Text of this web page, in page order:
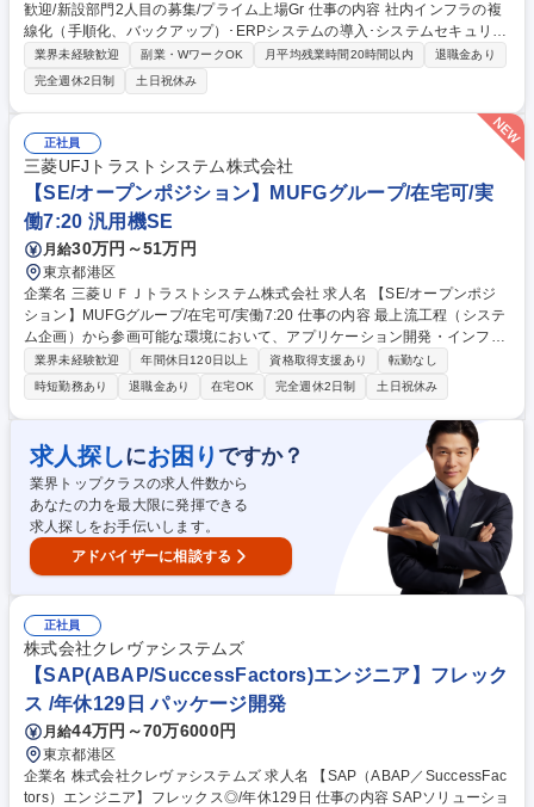
歓迎/新設部門2人目の募集/プライム上場Gr 仕事の内容 社内インフラの複
線化（手順化、バックアップ）･ERPシステムの導入･システムセキュリテ
ィの見直し、運用といった社内SE業務をお任せします。未経験でも社内S
Eをこれから目指したい人に適した募集となります。 【詳細】最初はPC
セットアップなど比較的取り組みやすい業務からスタートし、段階的にス
キルを伸ばせます。・社内システムの企画・設計・開発・運用・保守（販
売管理システム、生産管理システム、在庫管理システムなど）・業務効率
化・DX推進の企画・伴走―現場ヒアリング、課題抽出、改善提案、シス
テム導入 ほか・PC・タブレット等のセットアップ、キッティング・社内
からのIT問い合わせ対応※使用言語：JAVA、PHP 募集職種 【社内システ
ムエンジニア】未経験歓迎/新設部門2人目の募集/プライム上場Gr
業界未経験歓迎 副業・WワークOK 月平均残業時間20時間以内
退職金あり
完全週休2日制
土日祝休み
正社員
三菱UFJトラストシステム株式会社
【SE/オープンポジション】MUFGグループ/在宅可/実
働7:20 汎用機SE
月給30万円～51万円
東京都港区
企業名 三菱ＵＦＪトラストシステム株式会社 求人名 【SE/オープンポジ
ション】MUFGグループ/在宅可/実働7:20 仕事の内容 最上流工程（システ
ム企画）から参画可能な環境において、アプリケーション開発・インフラ
領域・DX領域をご担当いただきます。 ◆信託銀行のIT戦略実現のため、
システム企画の提案から要件定義、設 計、製造、テスト、移行、保守、運
用まで、ユーザーに近い立場で全ての工程に携わることが可能なポジショ
ンです。ご経験・ご志向に応じて、将来的にはリーダーとして案件を牽引
する役割を担っていただく想定です。 ◆信託銀行の業務は、預金、資産運
用・管理、不動産、証券代行、相続関連業務など多岐に渡り、当社はそれ
ぞれの業務で高度な専門システムを構築しています。 募集職種 【SE/オー
プンポジション】MUFGグループ/在宅可/実働7:20
業界未経験歓迎 年間休日120日以上 資格取得支援あり
転勤なし
時短勤務あり
退職金あり 在宅OK 完全週休2日制 土日祝休み
求人探しにお困り ですか？
業界トップクラスの求人件数から
あなたの力を最大限に発揮できる
求人探しをお手伝いします。
アドバイザーに相談する
正社員
株式会社クレヴァシステムズ
【SAP(ABAP/SuccessFactors)エンジニア】フレック
ス /年休129日 パッケージ開発
月給44万円～70万6000円
東京都港区
企業名 株式会社クレヴァシステムズ 求人名 【SAP（ABAP／SuccessFac
tors）エンジニア】フレックス◎/年休129日 仕事の内容 SAPソリューショ